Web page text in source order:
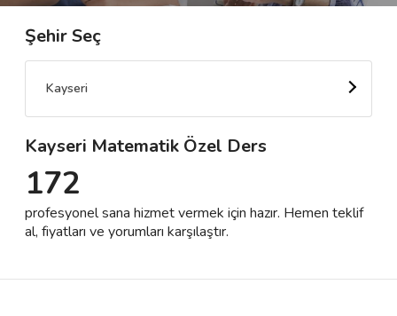
🎈 Biz Kimiz?
🌟 Müşteri Değerlendirmeleri
Destek
İletişim
Şehir Seç
Kayseri
Kayseri Matematik Özel Ders
172
profesyonel sana hizmet vermek için hazır. Hemen teklif
al, fiyatları ve yorumları karşılaştır.